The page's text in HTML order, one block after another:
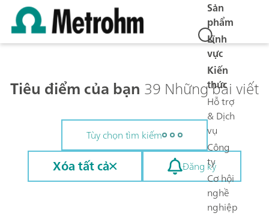
Sản
phẩm
Lĩnh
vực
Kiến
thức
Hỗ trợ
& Dịch
vụ
Công
ty
Cơ hội
nghề
nghiệp
Tiêu điểm của bạn 39 Những bài viết
Tùy chọn tìm kiếm
Xóa tất cả Đăng ký